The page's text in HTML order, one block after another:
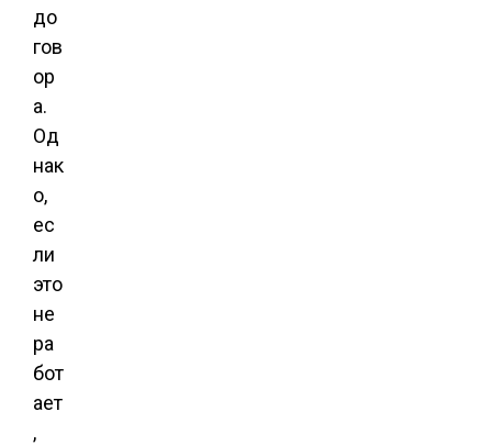
до
гов
ор
а.
Од
нак
о,
ес
ли
это
не
ра
бот
ает
,